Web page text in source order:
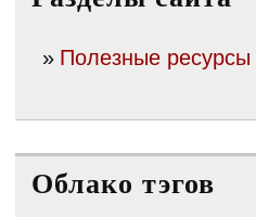
популяции
Полезные ресурсы
Облако тэгов